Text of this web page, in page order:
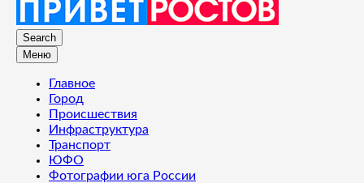
Search
Меню
Главное
Город
Происшествия
Инфраструктура
Транспорт
ЮФО
Фотографии юга России